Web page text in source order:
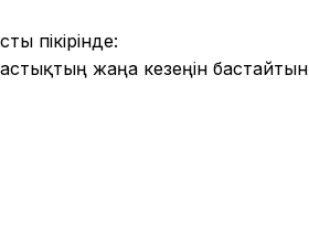
пікірінде:
жаңа кезеңін бастайтын